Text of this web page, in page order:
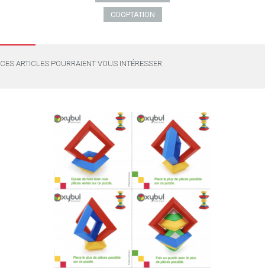
COOPTATION
CES ARTICLES POURRAIENT VOUS INTÉRESSER